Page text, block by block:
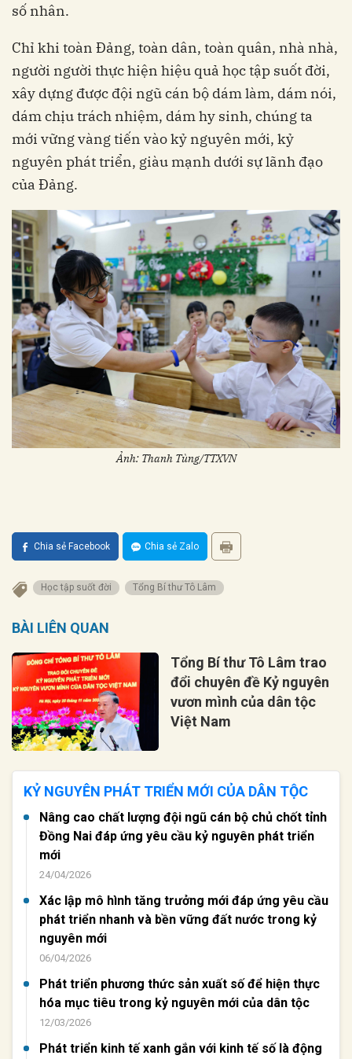
số nhân.
Chỉ khi toàn Đảng, toàn dân, toàn quân, nhà nhà,
người người thực hiện hiệu quả học tập suốt đời,
xây dựng được đội ngũ cán bộ dám làm, dám nói,
dám chịu trách nhiệm, dám hy sinh, chúng ta
mới vững vàng tiến vào kỷ nguyên mới, kỷ
nguyên phát triển, giàu mạnh dưới sự lãnh đạo
của Đảng.
Ảnh: Thanh Tùng/TTXVN
Chia sẻ Facebook Chia sẻ Zalo
Học tập suốt đời Tổng Bí thư Tô Lâm
BÀI LIÊN QUAN
Tổng Bí thư Tô Lâm trao
đổi chuyên đề Kỷ nguyên
vươn mình của dân tộc
Việt Nam
KỶ NGUYÊN PHÁT TRIỂN MỚI CỦA DÂN TỘC
Nâng cao chất lượng đội ngũ cán bộ chủ chốt tỉnh
Đồng Nai đáp ứng yêu cầu kỷ nguyên phát triển
mới
24/04/2026
Xác lập mô hình tăng trưởng mới đáp ứng yêu cầu
phát triển nhanh và bền vững đất nước trong kỷ
nguyên mới
06/04/2026
Phát triển phương thức sản xuất số để hiện thực
hóa mục tiêu trong kỷ nguyên mới của dân tộc
12/03/2026
Phát triển kinh tế xanh gắn với kinh tế số là động